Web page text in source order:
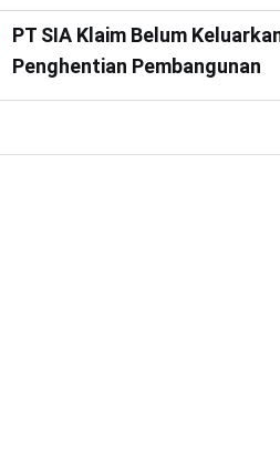
PT SIA Klaim Belum
Penghentian Pembangunan